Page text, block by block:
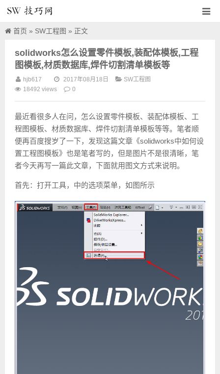
SW技巧
网
首页 » SW工程图 » 正文
solidworks怎么设置零件模板,装配体模板,工程
图模板,材质数据库,焊件切割清单模板等
hjb617 2017年08月18日
SW工程图
18492 views
0
最近看很多人在问，怎么设置零件模板、装配体模板、工
程图模板、材质数据库、焊件切割清单模板等等。笔者顺
便再百度搜岁了一下，发现这篇文章《solidworks中如何设
置工程图模板》也是笔者写的，但是图片不是很清晰，笔
者今天再写一篇此文章，下面就用图文方式来说明。
首先：打开工具，中的选项菜单，如图所示